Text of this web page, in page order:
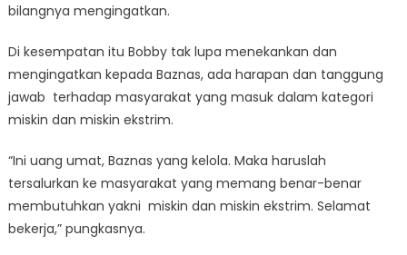
bilangnya mengingatkan.
Di kesempatan itu Bobby tak lupa menekankan dan
mengingatkan kepada Baznas, ada harapan dan tanggung
jawab terhadap masyarakat yang masuk dalam kategori
miskin dan miskin ekstrim.
“Ini uang umat, Baznas yang kelola. Maka haruslah
tersalurkan ke masyarakat yang memang benar-benar
membutuhkan yakni miskin dan miskin ekstrim. Selamat
bekerja,” pungkasnya.